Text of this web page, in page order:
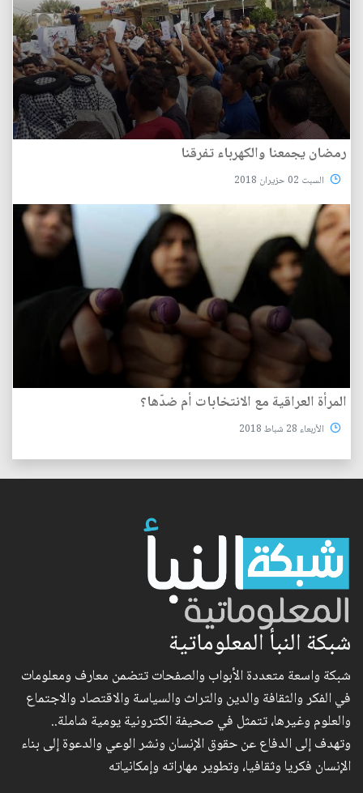
رمضان يجمعنا والكهرباء تفرقنا
السبت 02 حزيران 2018
المرأة العراقية مع الانتخابات أم ضدّها؟
الأربعاء 28 شباط 2018
شبكة النبأ المعلوماتية
شبكة واسعة متعددة الأبواب والصفحات تتضمن معارف ومعلومات
في الفكر والثقافة والدين والتراث والسياسة والاقتصاد والاجتماع
والعلوم وغيرها، تتمثل في صحيفة الكترونية يومية شاملة..
وتهدف إلى الدفاع عن حقوق الإنسان ونشر الوعي والدعوة إلى بناء
الإنسان فكريا وثقافيا، وتطوير مهاراته وإمكانياته